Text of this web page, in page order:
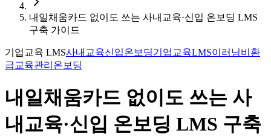
내일채움카드 없이도 쓰는 사내교육·신입 온보딩 LMS
구축 가이드
기업교육 LMS사내교육신입온보딩기업교육LMS이러닝비환
급교육관리 온보딩
내일채움카드 없이도 쓰는 사
내교육·신입 온보딩 LMS 구축